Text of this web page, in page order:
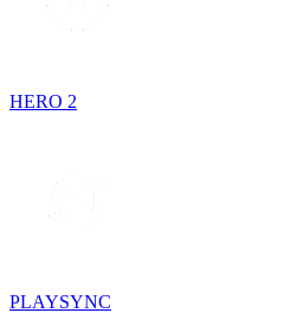
HERO 2
PLAYSYNC